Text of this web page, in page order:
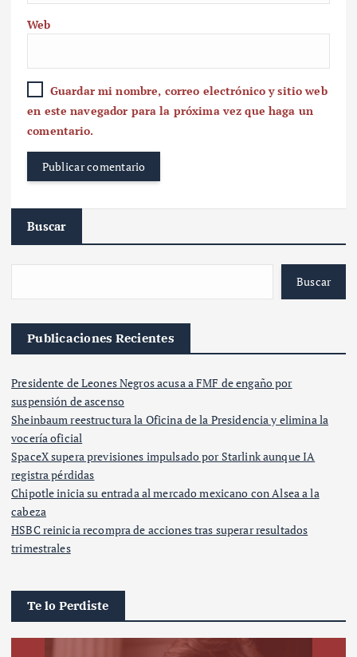
Web
Guardar mi nombre, correo electrónico y sitio web
en este navegador para la próxima vez que haga un
comentario.
Buscar
Buscar
Publicaciones Recientes
Presidente de Leones Negros acusa a FMF de engaño por
suspensión de ascenso
Sheinbaum reestructura la Oficina de la Presidencia y elimina la
vocería oficial
SpaceX supera previsiones impulsado por Starlink aunque IA
registra pérdidas
Chipotle inicia su entrada al mercado mexicano con Alsea a la
cabeza
HSBC reinicia recompra de acciones tras superar resultados
trimestrales
Te lo Perdiste